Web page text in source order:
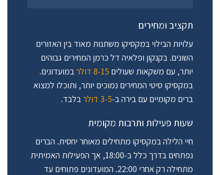
תקציב ומחירים
עלויות הבילוי במקסיקו משתנות מאוד בין האזורים
השונים. בקנקון ופלאיה דל כרמן המחירים גבוהים
יותר, עם משקאות שעולים 8-15 דולר
במועדונים.
במקסיקו סיטי המחירים נמוכים יותר, ותוכלו למצוא
ברים מקומיים עם בירה ב-3-5 דולר בלבד.
שעות פעילות ותרבות מקומית
חיי הלילה במקסיקו מתחילים מאוחר יחסית. הברים
נפתחים בדרך כלל ב-18:00, אך הפעילות האמיתית
מתחילה רק אחרי 22:00. המועדונים פתוחים עד